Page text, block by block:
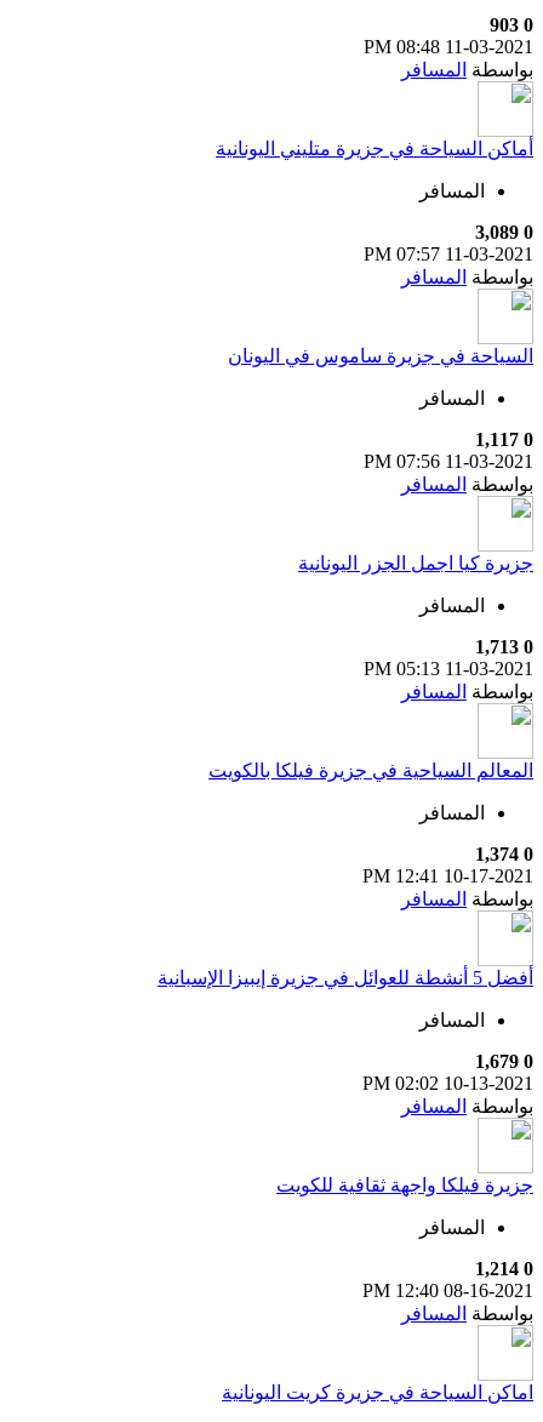
0
903
11-03-2021
08:48 PM
بواسطة المسافر
أماكن السياحة في جزيرة متليني اليونانية
المسافر
0
3,089
11-03-2021
07:57 PM
بواسطة المسافر
السياحة في جزيرة ساموس في اليونان
المسافر
0
1,117
11-03-2021
07:56 PM
بواسطة المسافر
جزيرة كيا اجمل الجزر اليونانية
المسافر
0
1,713
11-03-2021
05:13 PM
بواسطة المسافر
المعالم السياحية في جزيرة فيلكا بالكويت
المسافر
0
1,374
10-17-2021
12:41 PM
بواسطة المسافر
أفضل 5 أنشطة للعوائل في جزيرة إيبيزا الإسبانية
المسافر
0
1,679
10-13-2021
02:02 PM
بواسطة المسافر
جزيرة فيلكا واجهة ثقافية للكويت
المسافر
0
1,214
08-16-2021
12:40 PM
بواسطة المسافر
اماكن السياحة في جزيرة كريت اليونانية